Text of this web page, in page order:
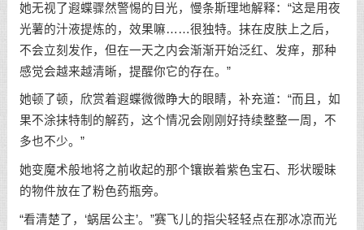
她无视了遐蝶骤然警惕的目光，慢条斯理地解释：“这是用夜
光薯的汁液提炼的，效果嘛……很独特。抹在皮肤上之后，
不会立刻发作，但在一天之内会渐渐开始泛红、发痒，那种
感觉会越来越清晰，提醒你它的存在。”
她顿了顿，欣赏着遐蝶微微睁大的眼睛，补充道：“而且，如
果不涂抹特制的解药，这个情况会刚刚好持续整整一周，不
多也不少。”
她变魔术般地将之前收起的那个镶嵌着紫色宝石、形状暧昧
的物件放在了粉色药瓶旁。
“看清楚了，‘蜗居公主’。”赛飞儿的指尖轻轻点在那冰凉而光